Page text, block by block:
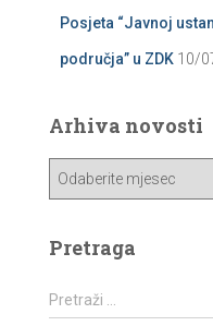
Posjeta “Javnoj
područja” u ZDK 10/
Arhiva novosti
iPretraga
P
r
Pretraži …